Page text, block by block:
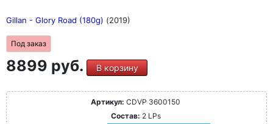
Gillan - Glory Road (180g) (2019)
Под заказ
8899 руб. В корзину
Артикул: CDVP 3600150
Состав: 2 LPs